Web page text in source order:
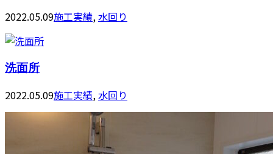
2022.05.09施工実績,水回り
洗面所
2022.05.09施工実績,水回り